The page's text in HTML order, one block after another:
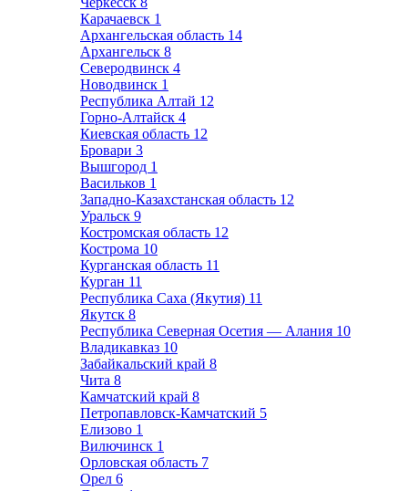
Карачаевск 1
Архангельская область 14
Архангельск 8
Северодвинск 4
Новодвинск 1
Республика Алтай 12
Горно-Алтайск 4
Киевская область 12
Бровари 3
Вышгород 1
Васильков 1
Западно-Казахстанская область 12
Уральск 9
Костромская область 12
Кострома 10
Курганская область 11
Курган 11
Республика Саха (Якутия) 11
Якутск 8
Республика Северная Осетия — Алания 10
Владикавказ 10
Забайкальский край 8
Чита 8
Камчатский край 8
Петропавловск-Камчатский 5
Елизово 1
Вилючинск 1
Орловская область 7
Орел 6